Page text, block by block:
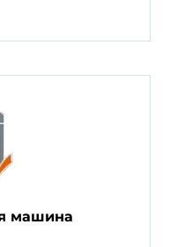
машина